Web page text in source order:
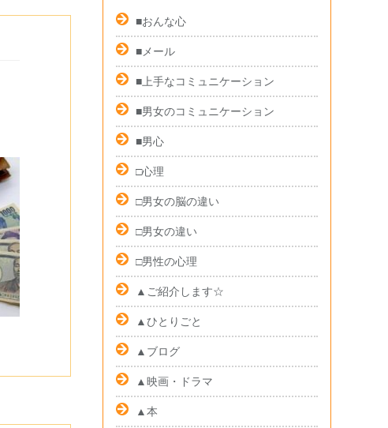
■おんな心
■メール
■上手なコミュニケーション
■男女のコミュニケーション
■男心
□心理
□男女の脳の違い
□男女の違い
□男性の心理
▲ご紹介します☆
▲ひとりごと
▲ブログ
▲映画・ドラマ
▲本